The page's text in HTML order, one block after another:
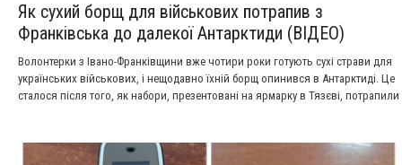
Як сухий борщ для військових потрапив з
Франківська до далекої Антарктиди (ВІДЕО)
Волонтерки з Івано-Франківщини вже чотири роки готують сухі страви для
українських військових, і нещодавно їхній борщ опинився в Антарктиді. Це
сталося після того, як набори, презентовані на ярмарку в Тязєві, потрапили